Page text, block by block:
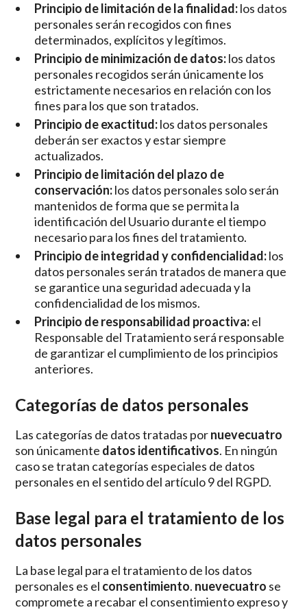
Principio de limitación de la finalidad:los datos
personales serán recogidos con fines
determinados, explícitos y legítimos.
Principio de minimización de datos:los datos
personales recogidos serán únicamente los
estrictamente necesarios en relación con los
fines para los que son tratados.
Principio de exactitud:los datos personales
deberán ser exactos y estar siempre
actualizados.
Principio de limitación del plazo de
conservación:los datos personales solo serán
mantenidos de forma que se permita la
identificación del Usuario durante el tiempo
necesario para los fines del tratamiento.
Principio de integridad y confidencialidad:los
datos personales serán tratados de manera que
se garantice una seguridad adecuada y la
confidencialidad de los mismos.
Principio de responsabilidad proactiva:el
Responsable del Tratamiento será responsable
de garantizar el cumplimiento de los principios
anteriores.
Categorías de datos personales
Las categorías de datos tratadas pornuevecuatro
son únicamente datos identificativos. En ningún
caso se tratan categorías especiales de datos
personales en el sentido del artículo 9 del RGPD.
Base legal para el tratamiento de los
datos personales
La base legal para el tratamiento de los datos
personales es el consentimiento. nuevecuatro se
compromete a recabar el consentimiento expreso y